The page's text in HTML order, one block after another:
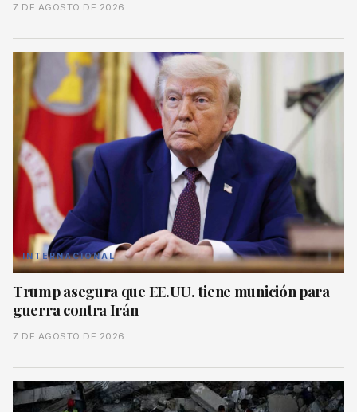
7 DE AGOSTO DE 2026
INTERNACIONAL
Trump asegura que EE.UU. tiene munición para
guerra contra Irán
7 DE AGOSTO DE 2026